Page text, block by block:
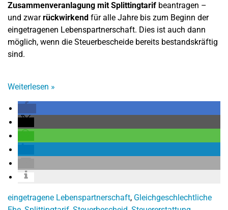
Zusammenveranlagung mit Splittingtarif beantragen –
und zwarrückwirkend für alle Jahre bis zum Beginn der
eingetragenen Lebenspartnerschaft. Dies ist auch dann
möglich, wenn die Steuerbescheide bereits bestandskräftig
sind.
Weiterlesen »
eingetragene Lebenspartnerschaft, Gleichgeschlechtliche